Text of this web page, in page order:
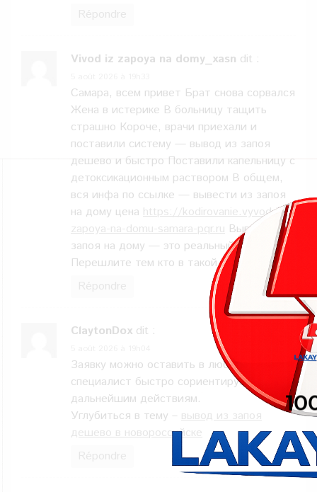
Vivod iz zapoya na domy_xasn dit :
Самара, всем привет Брат снова сорвался
Жена в истерике В больницу тащить
страшно Короче, врачи приехали и
поставили систему — вывод из запоя
дешево и быстро Поставили капельницу с
детоксикационным раствором В общем,
вся инфа по ссылке — вывести из запоя
на дому цена https://kodirovanie.vyvod-iz-
zapoya-na-domu-samara-pqr.ru Вывод из
запоя на дому — это реальный выход
Перешлите тем кто в такой же ситуации
ClaytonDox dit :
Заявку можно оставить в любое время,
специалист быстро сориентирует по
дальнейшим действиям.
Углубиться в тему – вывод из запоя
дешево в новороссийске